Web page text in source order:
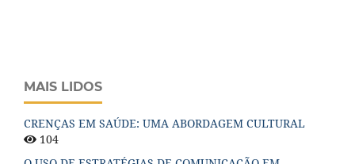
MAIS LIDOS
CRENÇAS EM SAÚDE: UMA ABORDAGEM CULTURAL
104